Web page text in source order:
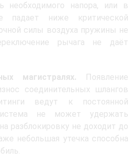
необходимого напора, или в
падает ниже критической
силы воздуха пружины не
рычага не даёт
магистралях. Появление
соединительных шлангов
ведут к постоянной
не может удержать
разблокировку не доходит до
небольшая утечка способна